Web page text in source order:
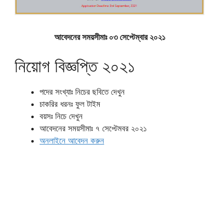
আবেদনের সময়সীমাঃ ০৩ সেপ্টেম্বার ২০২১
নিয়োগ বিজ্ঞপ্তি ২০২১
পদের সংখ্যাঃ নিচের ছবিতে দেখুন
চাকরির ধরনঃ ফুল টাইম
বয়সঃ নিচে দেখুন
আবেদনের সময়সীমাঃ ৭ সেপ্টেমবর ২০২১
অনলাইনে আবেদন করুন